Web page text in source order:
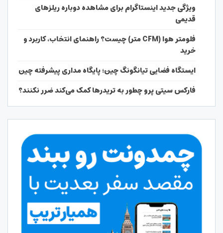
ویژگی جدید اینستاگرام برای مشاهده دوباره ریلزهای
قدیمی
فلومتر هوا (CFM متر) چیست؟ راهنمای انتخاب، کاربرد و
خرید
ایستگاه فضایی تیانگونگ چین؛ پایگاه مداری پیشرفته چین
فارکس سیتی پرو چطور به تریدرها کمک می‌کند ضرر نکنند؟